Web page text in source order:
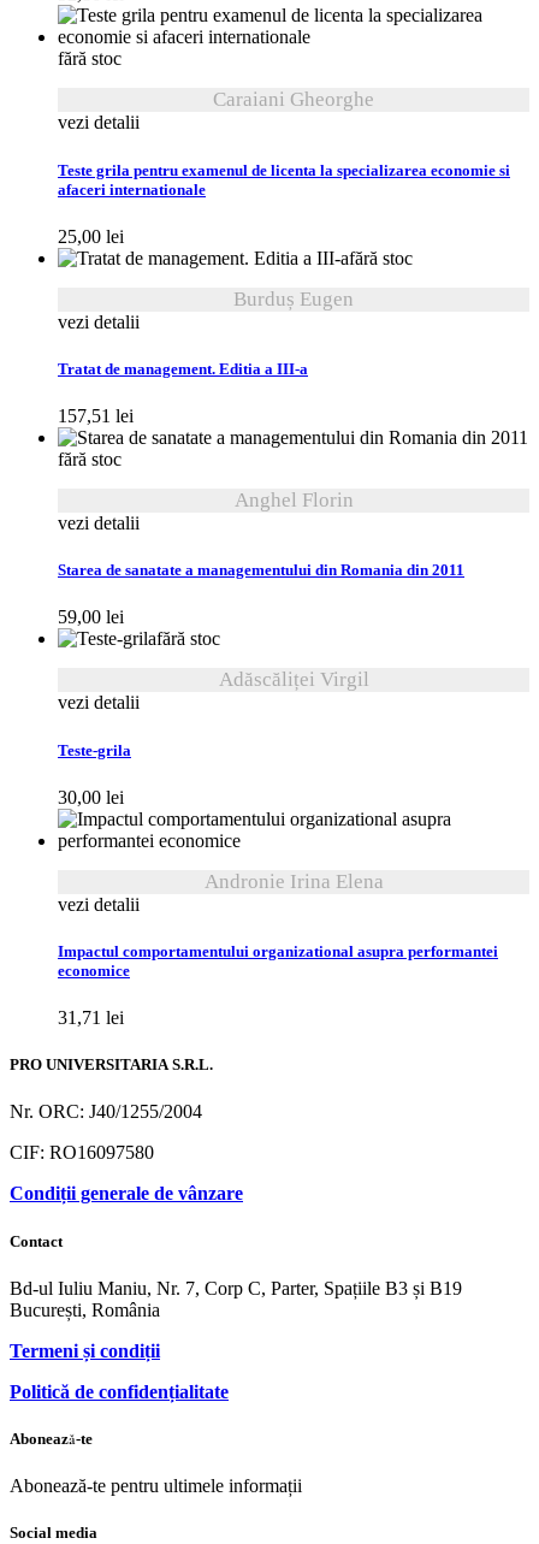
fără stoc
Caraiani Gheorghe
vezi detalii
Teste grila pentru examenul de licenta la specializarea economie si
afaceri internationale
25,00 lei
fără stoc
Burduș Eugen
vezi detalii
Tratat de management. Editia a III-a
157,51 lei
fără stoc
Anghel Florin
vezi detalii
Starea de sanatate a managementului din Romania din 2011
59,00 lei
fără stoc
Adăscăliței Virgil
vezi detalii
Teste-grila
30,00 lei
Andronie Irina Elena
vezi detalii
Impactul comportamentului organizational asupra performantei
economice
31,71 lei
PRO UNIVERSITARIA S.R.L.
Nr. ORC: J40/1255/2004
CIF: RO16097580
Condiții generale de vânzare
Contact
Bd-ul Iuliu Maniu, Nr. 7, Corp C, Parter, Spațiile B3 și B19
București, România
Termeni și condiții
Politică de confidențialitate
Abonează-te
Abonează-te pentru ultimele informații
Social media